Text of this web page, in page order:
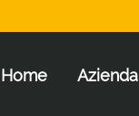
Home Azienda